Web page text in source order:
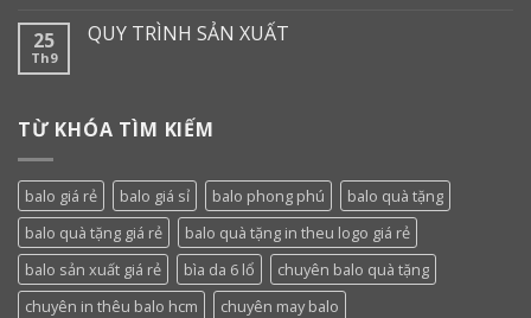
25
Th9
QUY TRÌNH SẢN XUẤT
TỪ KHÓA TÌM KIẾM
balo giá rẻ balo giá sỉ balo phong phú
balo quà tặng
balo quà tặng giá rẻ
balo quà tặng in theu logo giá rẻ
balo sản xuất giá rẻ
bìa da 6 lổ
chuyên balo quà tặng
chuyên in thêu balo hcm
chuyên may balo